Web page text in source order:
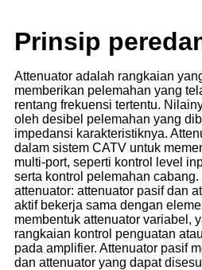
Prinsip
Attenuator adalah rangkaian
memberikan pelemahan yang
rentang frekuensi tertentu.
oleh desibel pelemahan yang
impedansi karakteristiknya.
dalam sistem CATV untuk
multi-port, seperti kontrol level
serta kontrol pelemahan
attenuator: attenuator pasif dan
aktif bekerja sama dengan
membentuk attenuator variabel,
rangkaian kontrol penguatan
pada amplifier. Attenuator pasif
dan attenuator yang dapat